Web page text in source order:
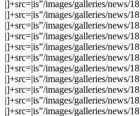
|]+src=|is”/images/galleries/news/
|]+src=|is”/images/galleries/news/
|]+src=|is”/images/galleries/news/
|]+src=|is”/images/galleries/news/
|]+src=|is”/images/galleries/news/
|]+src=|is”/images/galleries/news/
|]+src=|is”/images/galleries/news/
|]+src=|is”/images/galleries/news/
|]+src=|is”/images/galleries/news/
|]+src=|is”/images/galleries/news/
|]+src=|is”/images/galleries/news/